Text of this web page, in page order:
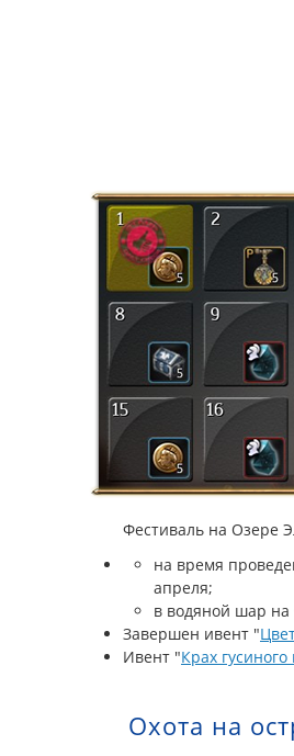
Фестиваль на Озере
на время
апреля;
в водяной шар на
Завершен ивент "
Ивент "Крах гусиного
Охота на